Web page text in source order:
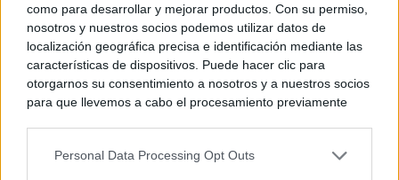
como para desarrollar y mejorar productos. Con su permiso,
nosotros y nuestros socios podemos utilizar datos de
localización geográfica precisa e identificación mediante las
características de dispositivos. Puede hacer clic para
otorgarnos su consentimiento a nosotros y a nuestros socios
para que llevemos a cabo el procesamiento previamente
negar su consentimiento. Tenga en cuenta que algún
Personal Data Processing Opt Outs